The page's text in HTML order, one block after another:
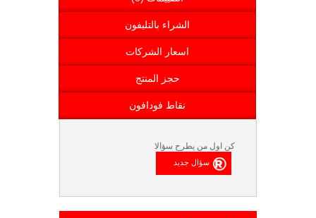
الشراء بالتليفون
اسعار الشركات
حجز المنتج
نقاط فودافون
كن اول من يطرح سؤالا